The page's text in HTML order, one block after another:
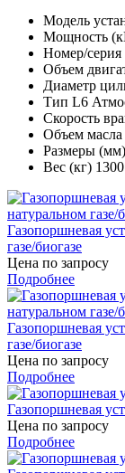
Модель
Мощность
Номер/серия
Объем
Диаметр
Тип L6
Скорость
Объем масла
Размеры (мм)
Вес (кг) 1300
Газопоршневая
газе/биогазе
Цена по запросу
Подробнее
Газопоршневая
газе/биогазе
Цена по запросу
Подробнее
Газопоршневая
Цена по запросу
Подробнее